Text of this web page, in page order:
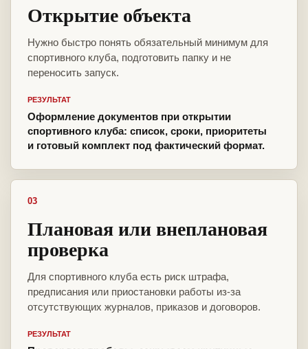
Открытие объекта
Нужно быстро понять обязательный минимум для
спортивного клуба, подготовить папку и не
переносить запуск.
РЕЗУЛЬТАТ
Оформление документов при открытии
спортивного клуба: список, сроки, приоритеты
и готовый комплект под фактический формат.
03
Плановая или внеплановая
проверка
Для спортивного клуба есть риск штрафа,
предписания или приостановки работы из-за
отсутствующих журналов, приказов и договоров.
РЕЗУЛЬТАТ